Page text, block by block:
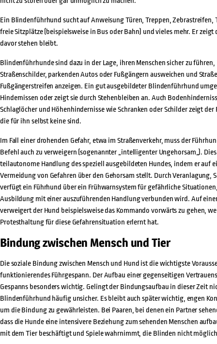
Ein Blindenführhund sucht auf Anweisung Türen, Treppen, Zebrastreifen,
freie Sitzplätze (beispielsweise in Bus oder Bahn) und vieles mehr. Er zeigt
davor stehen bleibt.
Blindenführhunde sind dazu in der Lage, ihren Menschen sicher zu
Straßenschilder, parkenden Autos oder Fußgängern ausweichen und
Fußgängerstreifen anzeigen. Ein gut ausgebildeter Blindenführhund
Hindernissen oder zeigt sie durch Stehenbleiben an. Auch
Schlaglöcher und Höhenhindernisse wie Schranken oder Schilder zeigt
die für ihn selbst keine sind.
Im Fall einer drohenden Gefahr, etwa im Straßenverkehr, muss der
Befehl auch zu verweigern (sogenannter „intelligenter Ungehorsam„).
teilautonome Handlung des speziell ausgebildeten Hundes, indem er auf
Vermeidung von Gefahren über den Gehorsam stellt. Durch Veranlagung,
verfügt ein Führhund über ein Frühwarnsystem für gefährliche
Ausbildung mit einer auszuführenden Handlung verbunden wird. Auf
verweigert der Hund beispielsweise das Kommando vorwärts zu gehen,
Protesthaltung für diese Gefahrensituation erlernt hat.
Bindung zwischen Mensch und Tier
Die soziale Bindung zwischen Mensch und Hund ist die wichtigste
funktionierendes Führgespann. Der Aufbau einer gegenseitigen
Gespanns besonders wichtig. Gelingt der Bindungsaufbau in dieser Zeit
Blindenführhund häufig unsicher. Es bleibt auch später wichtig, engen
um die Bindung zu gewährleisten. Bei Paaren, bei denen ein Partner
dass die Hunde eine intensivere Beziehung zum sehenden Menschen
mit dem Tier beschäftigt und Spiele wahrnimmt, die Blinden nicht